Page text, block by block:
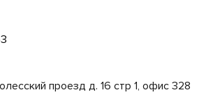
проезд д. 16 стр 1, офис 328